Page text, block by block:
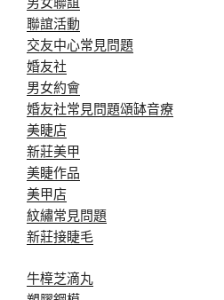
聯誼活動
交友中心常見問題
婚友社
男女約會
婚友社常見問題頌缽音療
美睫店
新莊美甲
美睫作品
美甲店
紋繡常見問題
新莊接睫毛
牛樟芝滴丸